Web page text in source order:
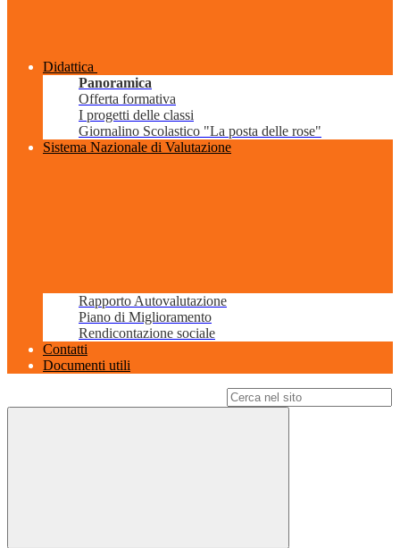
Didattica
Panoramica
Offerta formativa
I progetti delle classi
Giornalino Scolastico "La posta delle rose"
Sistema Nazionale di Valutazione
Rapporto Autovalutazione
Piano di Miglioramento
Rendicontazione sociale
Contatti
Documenti utili